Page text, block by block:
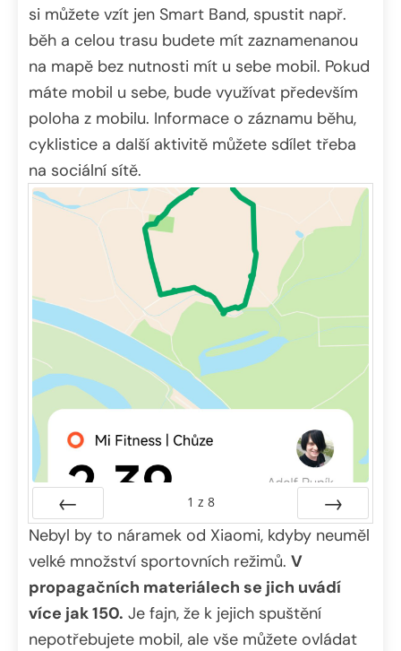
si můžete vzít jen Smart Band, spustit např.
běh a celou trasu budete mít zaznamenanou
na mapě bez nutnosti mít u sebe mobil. Pokud
máte mobil u sebe, bude využívat především
poloha z mobilu. Informace o záznamu běhu,
cyklistice a další aktivitě můžete sdílet třeba
na sociální sítě.
Předchozí
1 z 8
Další
Nebyl by to náramek od Xiaomi, kdyby neuměl
velké množství sportovních režimů. V
propagačních materiálech se jich uvádí
více jak 150. Je fajn, že k jejich spuštění
nepotřebujete mobil, ale vše můžete ovládat